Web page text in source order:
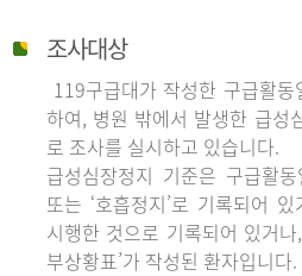
조사대상
119구급대가 작성한 구급활
하여, 병원 밖에서 발생한 급성
로 조사를 실시하고 있습니다.
급성심장정지 기준은 구급활
또는 ‘호흡정지’로 기록되어
시행한 것으로 기록되어 있거
부상황표’가 작성된 환자입니다.